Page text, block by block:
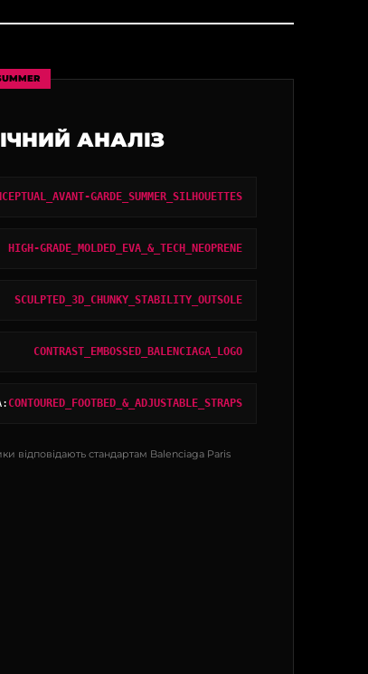
АНАЛІЗ
GARDE_SUMMER_SILHOUETTES
HIGH-GRADE_MOLDED_EVA_&_TECH_NEOPRENE
SCULPTED_3D_CHUNKY_STABILITY_OUTSOLE
CONTRAST_EMBOSSED_BALENCIAGA_LOGO
CONTOURED_FOOTBED_&_ADJUSTABLE_STRAPS
відповідають стандартам Balenciaga Paris